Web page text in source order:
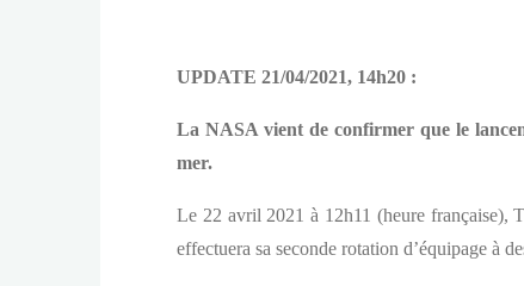
UPDATE 21/04/2021, 14h20 :
La NASA vient de confirmer que le
mer.
Le 22 avril 2021 à 12h11 (heure française),
effectuera sa seconde rotation d’équipage à